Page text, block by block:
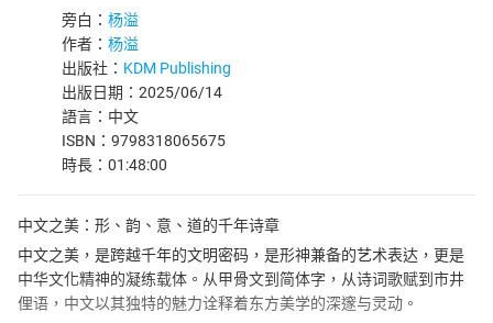
旁白： 杨溢
作者： 杨溢
出版社： KDM Publishing
出版日期：2025/06/14
語言：中文
ISBN：9798318065675
時長：01:48:00
中文之美：形、韵、意、道的千年诗章
中文之美，是跨越千年的文明密码，是形神兼备的艺术表达，更是
中华文化精神的凝练载体。从甲骨文到简体字，从诗词歌赋到市井
俚语，中文以其独特的魅力诠释着东方美学的深邃与灵动。